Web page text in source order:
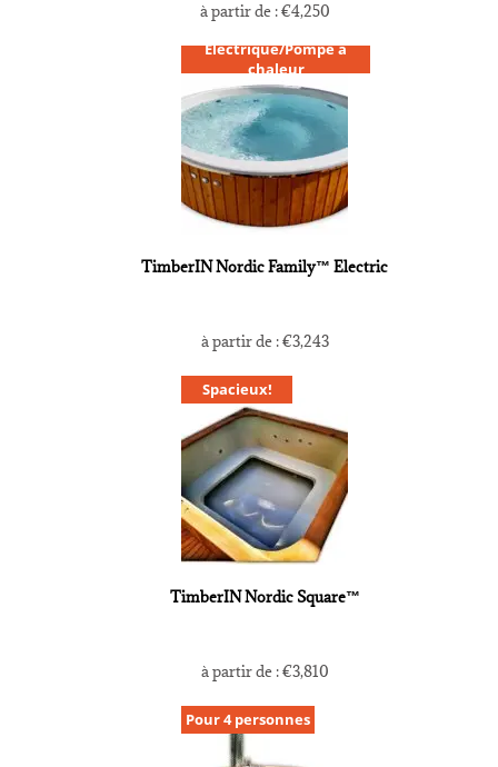
à partir de :€4,250
Électrique/Pompe à
chaleur
TimberIN Nordic Family™ Electric
à partir de :€3,243
Spacieux!
TimberIN Nordic Square™
à partir de :€3,810
Pour 4 personnes